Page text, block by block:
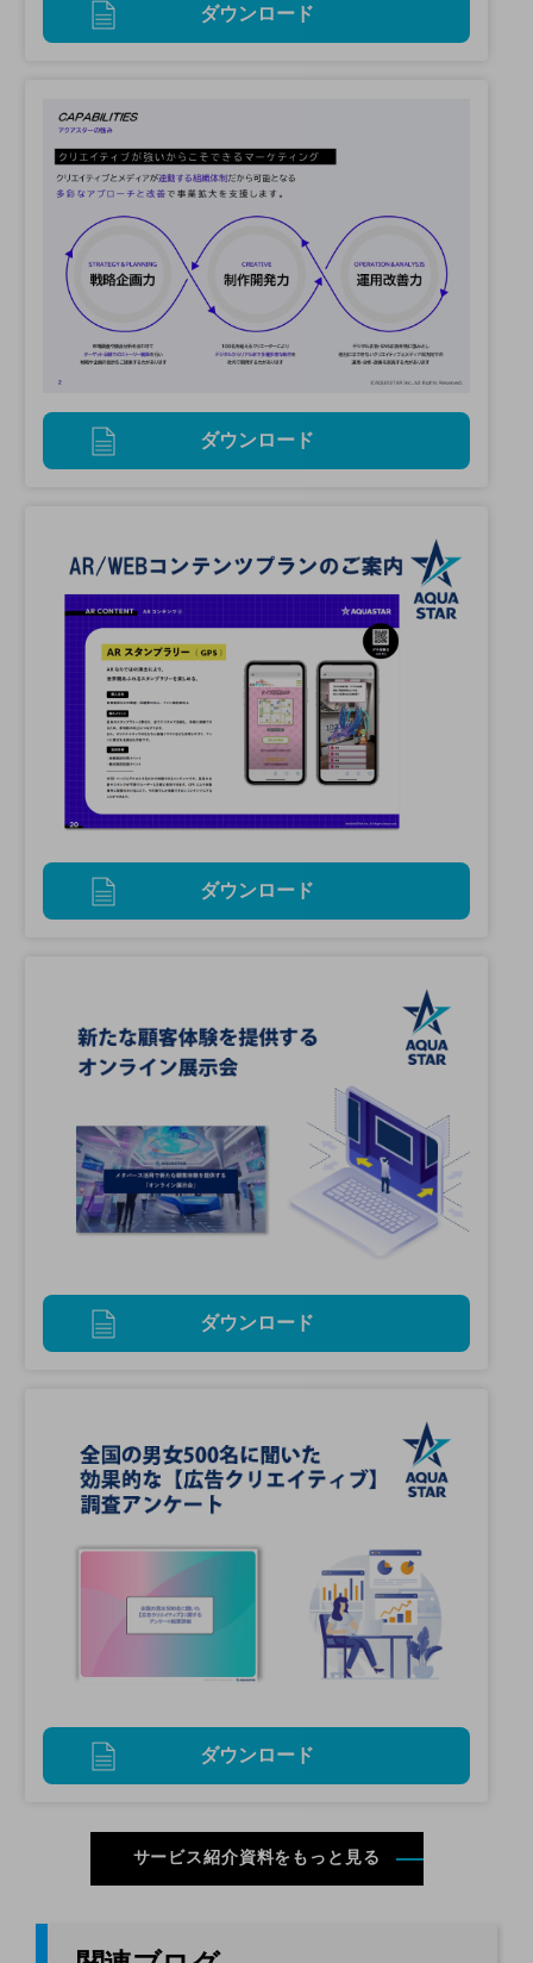
ダウンロード
ダウンロード
ダウンロード
ダウンロード
ダウンロード
サービス紹介資料をもっと見る